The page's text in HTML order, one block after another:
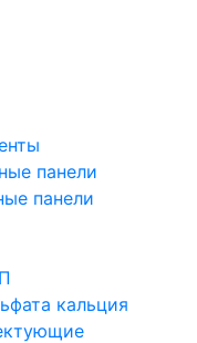
панели
панели
кальция